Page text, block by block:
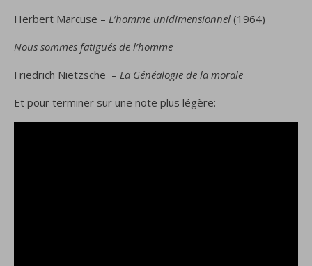
Herbert Marcuse – L’homme unidimensionnel (1964)
Nous sommes fatigués de l’homme
Friedrich Nietzsche – La Généalogie de la morale
Et pour terminer sur une note plus légère: